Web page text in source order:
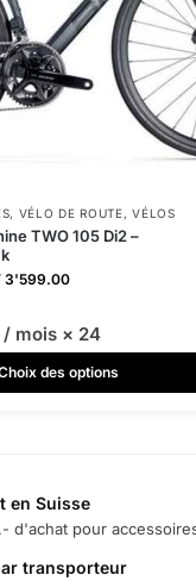
, VÉLO DE ROUTE,VÉLOS
TWO 105 Di2 –
3'599.00
mois × 24
des options
en Suisse
d'achat pour
transporteur